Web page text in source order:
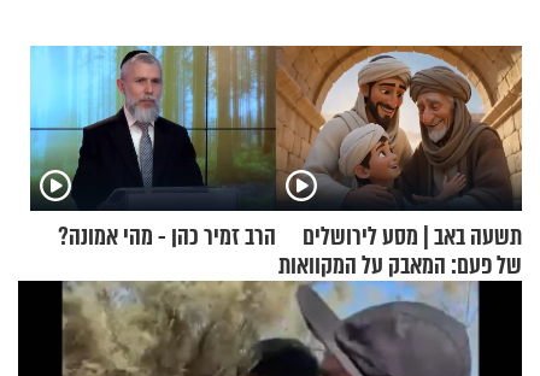
תשעה באב | מסע לירושלים
של פעם: המאבק על המקוואות
הרב זמיר כהן - מהי אמונה?